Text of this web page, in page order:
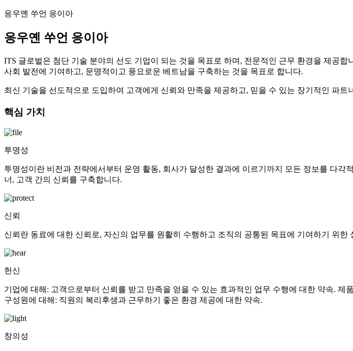
응우옌 쑤언 응이아
응우옌 쑤언 응이아
ITS 글로벌은 첨단 기술 분야의 선도 기업이 되는 것을 목표로 하며, 전문적인 근무 환경을 제공합
사회 발전에 기여하고, 문명적이고 풍요로운 베트남을 구축하는 것을 목표로 합니다.
최신 기술을 선도적으로 도입하여 고객에게 신뢰와 만족을 제공하고, 믿을 수 있는 장기적인 파트
핵심 가치
투명성
투명성이란 비전과 전략에서부터 운영 활동, 회사가 달성한 결과에 이르기까지 모든 정보를 다
너, 고객 간의 신뢰를 구축합니다.
신뢰
신뢰란 동료에 대한 신뢰로, 자신의 업무를 원활히 수행하고 조직의 공통된 목표에 기여하기 위
헌신
기업에 대해: 고객으로부터 신뢰를 받고 만족을 얻을 수 있는 효과적인 업무 수행에 대한 약속. 제
구성원에 대해: 직원의 복리후생과 근무하기 좋은 환경 제공에 대한 약속.
창의성